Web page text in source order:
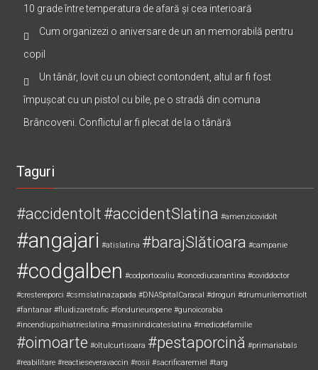
10 grade între temperatura de afară și cea interioară
Cum organizezi o aniversare de un an memorabilă pentru
copil
Un tânăr, lovit cu un obiect contondent, altul ar fi fost
împușcat cu un pistol cu bile, pe o stradă din comuna
Brâncoveni. Conflictul ar fi plecat de la o tânără
Taguri
#accidentolt #accidentSlatina #amenzicovidolt
#angajari #atislatina #barajSlătioara #campanie
#codgalben #codportocaliu #concediucarantina #coviddoctor
#crestereporci #csmslatinazapada #DNASpitalCaracal #droguri #drumurilemortiiolt
#fantanar #fluidizaretrafic #fondurieuropene #gunoicorabia
#incendiupsihiatrieslatina #masiniridicateslatina #medicdefamilie
#oimoarte #oltulcurtisoara #pestaporcină #primariabals
#reabilitare #reactieseveravaccin #rosii #sacrificaremiel #targ